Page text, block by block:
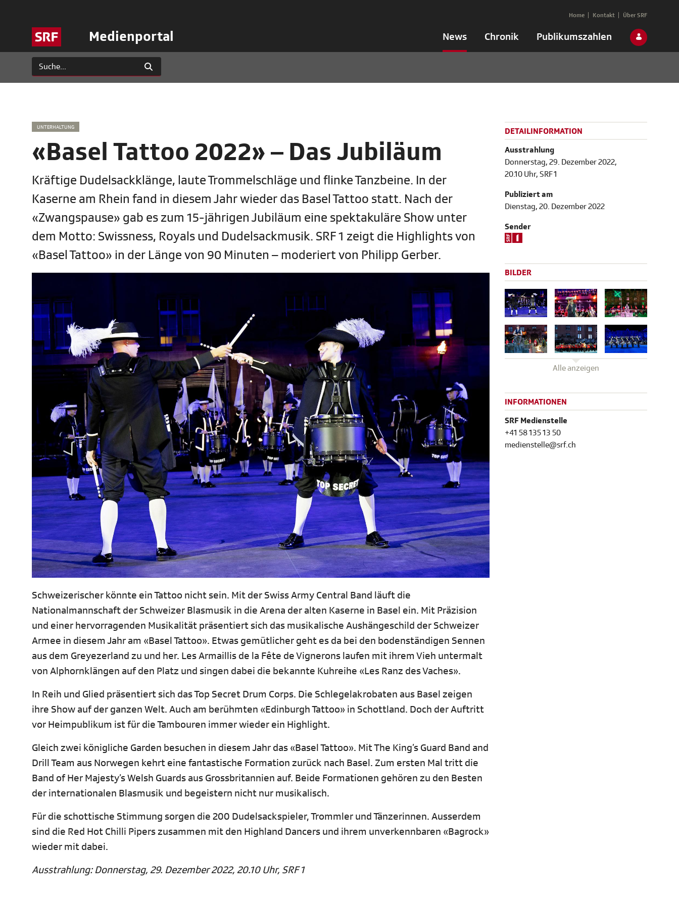
Medienportal News Chronik Publikumszahlen
Home Kontakt Über SRF
UNTERHALTUNG
«Basel Tattoo 2022» – Das Jubiläum
Kräftige Dudelsackklänge, laute Trommelschläge und flinke Tanzbeine. In der
Kaserne am Rhein fand in diesem Jahr wieder das Basel Tattoo statt. Nach der
«Zwangspause» gab es zum 15-jährigen Jubiläum eine spektakuläre Show unter
dem Motto: Swissness, Royals und Dudelsackmusik. SRF 1 zeigt die Highlights von
«Basel Tattoo» in der Länge von 90 Minuten – moderiert von Philipp Gerber.
Schweizerischer könnte ein Tattoo nicht sein. Mit der Swiss Army Central Band läuft die
Nationalmannschaft der Schweizer Blasmusik in die Arena der alten Kaserne in Basel ein. Mit Präzision
und einer hervorragenden Musikalität präsentiert sich das musikalische Aushängeschild der Schweizer
Armee in diesem Jahr am «Basel Tattoo». Etwas gemütlicher geht es da bei den bodenständigen Sennen
aus dem Greyezerland zu und her. Les Armaillis de la Fête de Vignerons laufen mit ihrem Vieh untermalt
von Alphornklängen auf den Platz und singen dabei die bekannte Kuhreihe «Les Ranz des Vaches».
In Reih und Glied präsentiert sich das Top Secret Drum Corps. Die Schlegelakrobaten aus Basel zeigen
ihre Show auf der ganzen Welt. Auch am berühmten «Edinburgh Tattoo» in Schottland. Doch der Auftritt
vor Heimpublikum ist für die Tambouren immer wieder ein Highlight.
Gleich zwei königliche Garden besuchen in diesem Jahr das «Basel Tattoo». Mit The King’s Guard Band and
Drill Team aus Norwegen kehrt eine fantastische Formation zurück nach Basel. Zum ersten Mal tritt die
Band of Her Majesty’s Welsh Guards aus Grossbritannien auf. Beide Formationen gehören zu den Besten
der internationalen Blasmusik und begeistern nicht nur musikalisch.
Für die schottische Stimmung sorgen die 200 Dudelsackspieler, Trommler und Tänzerinnen. Ausserdem
sind die Red Hot Chilli Pipers zusammen mit den Highland Dancers und ihrem unverkennbaren «Bagrock»
wieder mit dabei.
Ausstrahlung: Donnerstag, 29. Dezember 2022, 20.10 Uhr, SRF 1
DETAILINFORMATION
Ausstrahlung
Donnerstag, 29. Dezember 2022,
20.10 Uhr, SRF 1
Publiziert am
Dienstag, 20. Dezember 2022
Sender
BILDER
Alle anzeigen
INFORMATIONEN
SRF Medienstelle
+41 58 135 13 50
medienstelle@srf.ch